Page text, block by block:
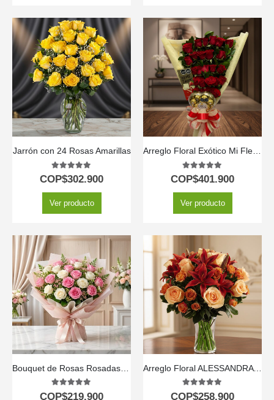
Jarrón con 24 Rosas Amarillas
5.00out of 5
COP$302.900
Ver producto
5.00out of 5
COP$401.900
Ver producto
5.00out of 5
COP$219.900
Arreglo Floral ALESSANDRA con Rosas Naranjas y Lirios Frescos 🧡
5.00out of 5
COP$258.900